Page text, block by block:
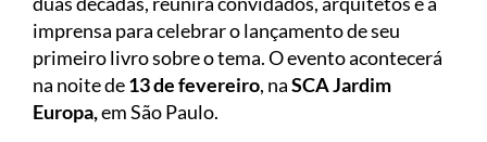
imprensa para celebrar o lançamento de seu
primeiro livro sobre o tema. O evento acontecerá
na noite de13 de fevereiro, naSCA Jardim
Europa,em São Paulo.